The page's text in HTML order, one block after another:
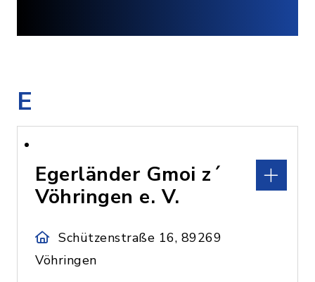
E
Egerländer Gmoi z´
Vöhringen e. V.
Schützenstraße 16, 89269
Vöhringen